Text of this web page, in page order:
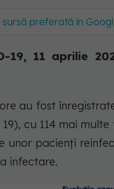
preferată în
19, 11 aprilie
au fost
19), cu 114 mai
unor pacienți
infectare.